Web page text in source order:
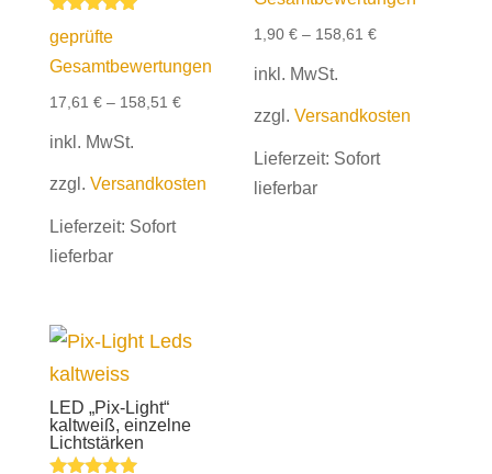
Bewertet mit
5.00
von 5
geprüfte
Gesamtbewertungen
17,61 €– 158,51 €
inkl. MwSt.
zzgl. Versandkosten
Lieferzeit: Sofort
lieferbar
1,90€ – 158,61€
inkl. MwSt.
zzgl.Versandkosten
Lieferzeit: Sofort
lieferbar
LED „Pix-Light“
kaltweiß, einzelne
Lichtstärken